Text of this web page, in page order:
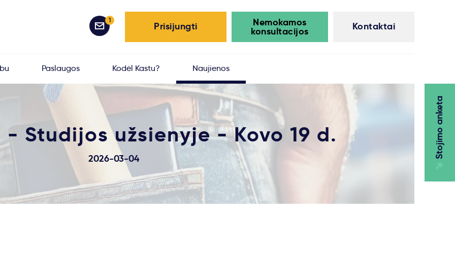
Kontaktai
Nemokamos
konsultacijos
Prisijungti
1
Stojimo anketa
Paslaugos Kodėl Kastu? Naujienos
Studijos užsienyje - Kovo 19 d.
2026-03-04